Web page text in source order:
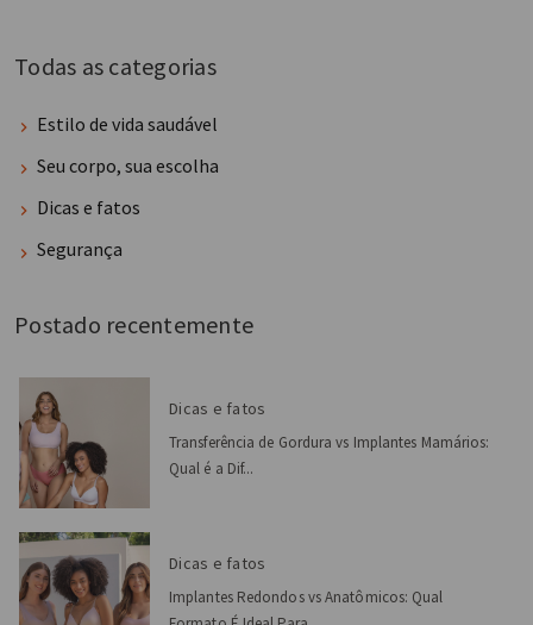
Todas as categorias
Estilo de vida saudável
Seu corpo, sua escolha
Dicas e fatos
Segurança
Postado recentemente
Dicas e fatos
Transferência de Gordura vs Implantes Mamários:
Qual é a Dif...
Dicas e fatos
Implantes Redondos vs Anatômicos: Qual